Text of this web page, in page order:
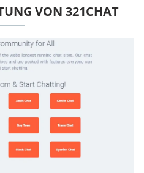
VON 321CHAT